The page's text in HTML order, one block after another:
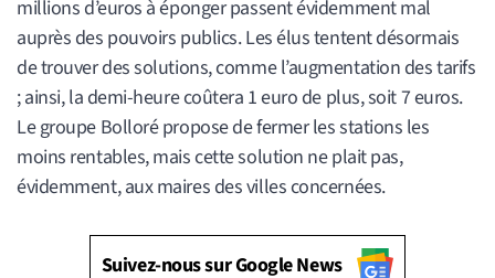
millions d’euros à éponger passent évidemment mal
auprès des pouvoirs publics. Les élus tentent désormais
de trouver des solutions, comme l’augmentation des tarifs
; ainsi, la demi-heure coûtera 1 euro de plus, soit 7 euros.
Le groupe Bolloré propose de fermer les stations les
moins rentables, mais cette solution ne plait pas,
évidemment, aux maires des villes concernées.
Suivez-nous sur Google News